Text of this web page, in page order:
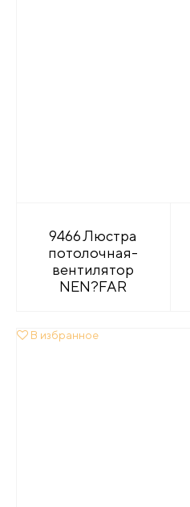
9466 Люстра
потолочная-
вентилятор
NEN?FAR
В избранное